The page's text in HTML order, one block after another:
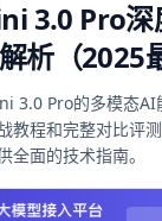
3.0 Pro深
析（2025
3.0 Pro的多模态AI
教程和完整对比评
全面的技术指南。